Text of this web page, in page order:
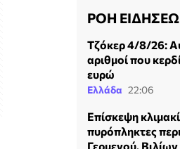
ΡΟΗ
Τζόκερ 4/8/26:
αριθμοί που
ευρώ
Ελλάδα 22:06
Επίσκεψη
πυρόπληκτες
Γερμενού,